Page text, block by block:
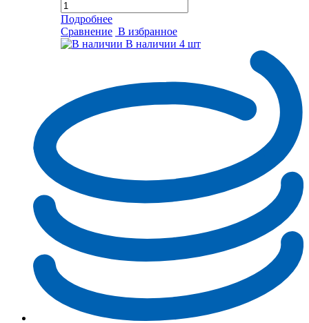
Подробнее
Сравнение В избранное
В наличии 4 шт